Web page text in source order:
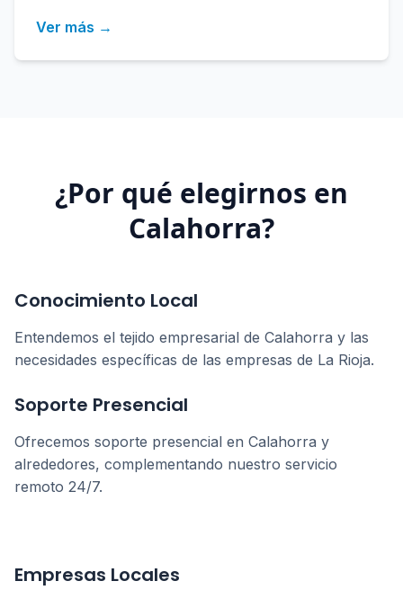
Ver más →
¿Por qué elegirnos en
Calahorra?
Conocimiento Local
Entendemos el tejido empresarial de Calahorra y las
necesidades específicas de las empresas de La Rioja.
Soporte Presencial
Ofrecemos soporte presencial en Calahorra y
alrededores, complementando nuestro servicio
remoto 24/7.
Empresas Locales